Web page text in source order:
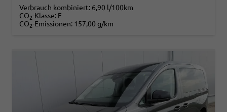
Verbrauch kombiniert: 6,90 l/100km
CO2-Klasse: F
CO2-Emissionen: 157,00 g/km